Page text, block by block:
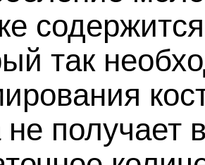
так
получает